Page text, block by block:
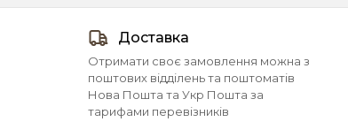
Доставка
Отримати своє замовлення можна з
поштових відділень та поштоматів
Нова Пошта та Укр Пошта за
тарифами перевізників